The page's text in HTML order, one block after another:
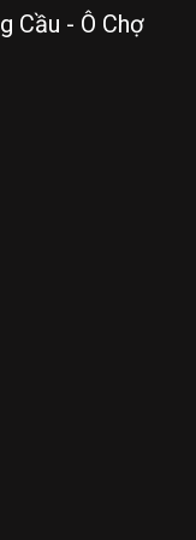
Cầu - Ô Chợ